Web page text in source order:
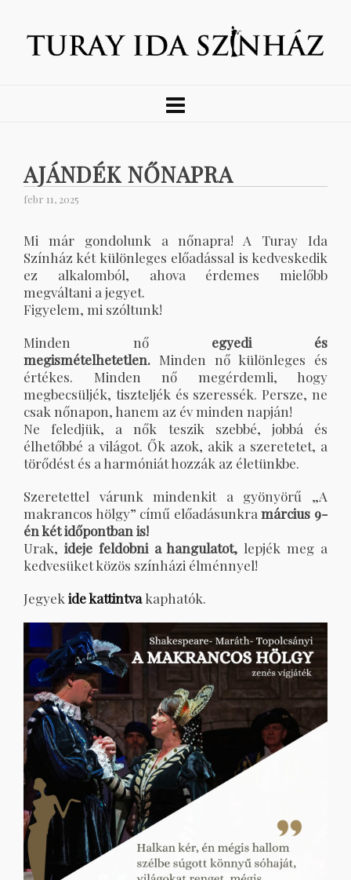
AJÁNDÉK NŐNAPRA
febr 11, 2025
Mi már gondolunk a nőnapra! A Turay Ida
Színház két különleges előadással is kedveskedik
ez alkalomból, ahova érdemes mielőbb
megváltani a jegyet.
Figyelem, mi szóltunk!
Minden nő egyedi és
megismételhetetlen. Minden nő különleges és
értékes. Minden nő megérdemli, hogy
megbecsüljék, tiszteljék és szeressék. Persze, ne
csak nőnapon, hanem az év minden napján!
Ne feledjük, a nők teszik szebbé, jobbá és
élhetőbbé a világot. Ők azok, akik a szeretetet, a
törődést és a harmóniát hozzák az életünkbe.
Szeretettel várunk mindenkit a gyönyörű „A
makrancos hölgy” című előadásunkramárcius 9-
én két időpontban is!
Urak, ideje feldobni a hangulatot, lepjék meg a
kedvesüket közös színházi élménnyel!
Jegyek ide kattintvakaphatók.